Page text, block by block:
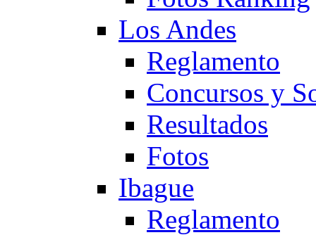
Los Andes
Reglamento
Concursos y
Resultados
Fotos
Ibague
Reglamento